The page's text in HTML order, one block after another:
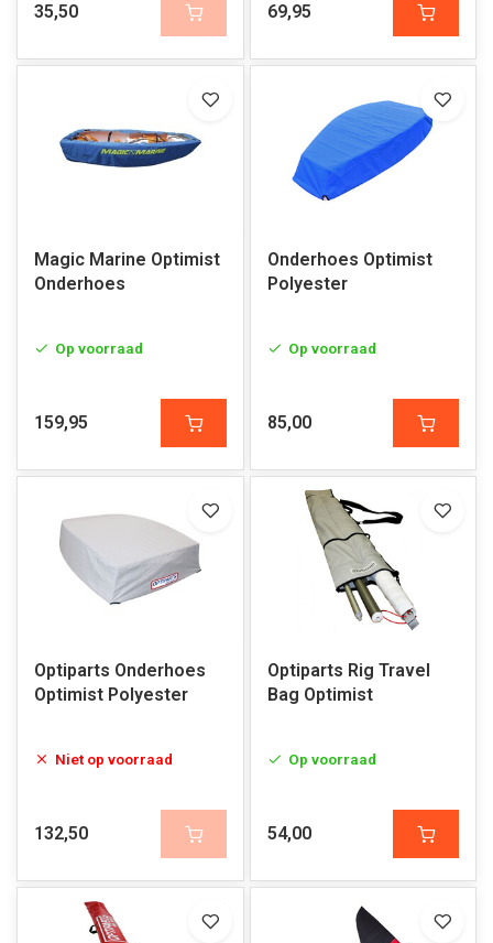
35,50 69,95
Magic Marine Optimist
Onderhoes
Op voorraad
159,95
Onderhoes Optimist
Polyester
Op voorraad
85,00
Optiparts Onderhoes
Optimist Polyester
Niet op voorraad
132,50
Optiparts Rig Travel
Bag Optimist
Op voorraad
54,00